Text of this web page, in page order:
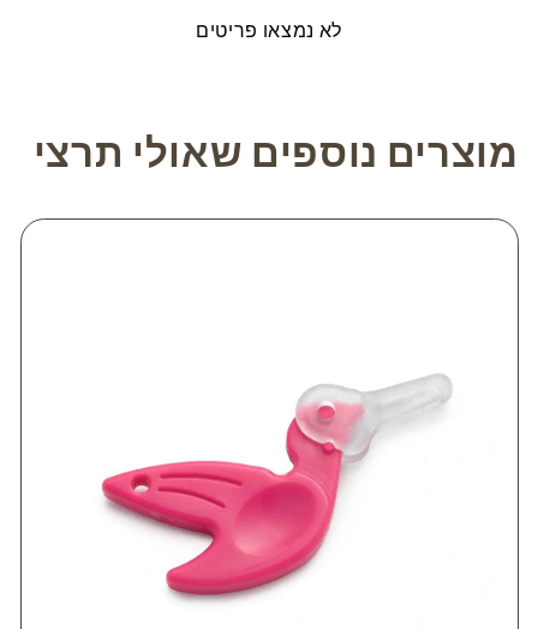
לא נמצאו פריטים
מוצרים נוספים שאולי תרצי